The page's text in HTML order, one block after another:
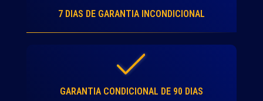
7 DIAS DE GARANTIA INCONDICIONAL
GARANTIA CONDICIONAL DE 90 DIAS